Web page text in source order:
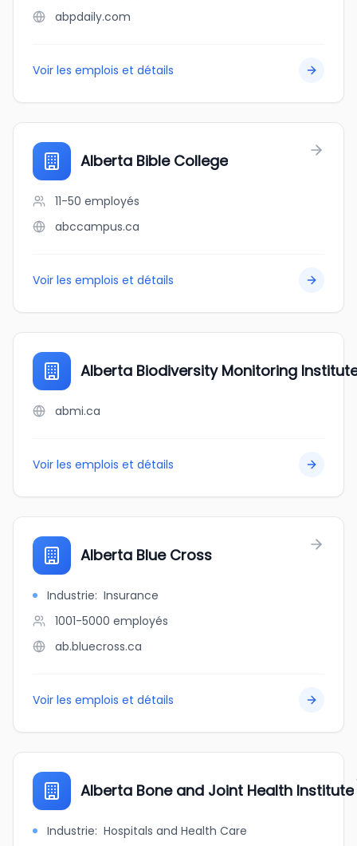
abpdaily.com
Voir les emplois et détails
Alberta Bible College
11-50 employés
abccampus.ca
Voir les emplois et détails
Alberta Biodiversity Monitoring
abmi.ca
Voir les emplois et détails
Alberta Blue Cross
Industrie: Insurance
1001-5000 employés
ab.bluecross.ca
Voir les emplois et détails
Alberta Bone and Joint Health Institute
Industrie: Hospitals and Health Care